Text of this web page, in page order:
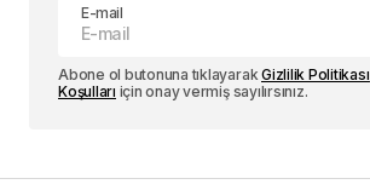
E-mail
Abone ol butonuna tıklayarakGizlilik Politikası
Koşulları için onay vermiş sayılırsınız.